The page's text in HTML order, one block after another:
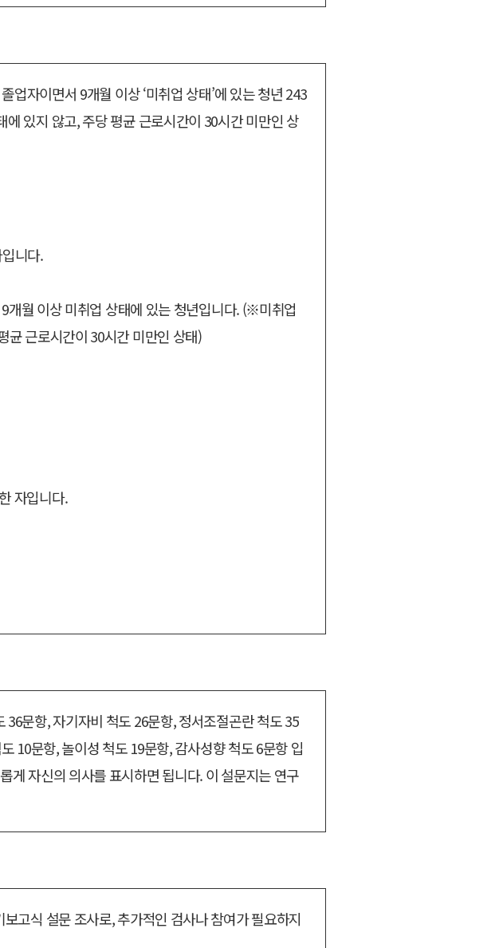
업자이면서 9개월 이상 ‘미취업 상태’에 있는 청년 243
있지 않고, 주당 평균 근로시간이 30시간 미만인 상
니다.
개월 이상 미취업 상태에 있는 청년입니다. (※미취업
균 근로시간이 30시간 미만인 상태)
자입니다.
문항, 자기자비 척도 26문항, 정서조절곤란 척도 35
10문항, 놀이성 척도 19문항, 감사성향 척도 6문항 입
게 자신의 의사를 표시하면 됩니다. 이 설문지는 연구
고식 설문 조사로, 추가적인 검사나 참여가 필요하지